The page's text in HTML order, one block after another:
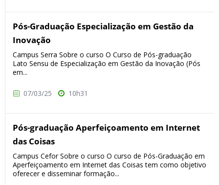
Pós-Graduação Especialização em Gestão da
Inovação
Campus Serra Sobre o curso O Curso de Pós-graduação
Lato Sensu de Especialização em Gestão da Inovação (Pós
em...
07/03/25 10h31
Pós-graduação Aperfeiçoamento em Internet
das Coisas
Campus Cefor Sobre o curso O curso de Pós-Graduação em
Aperfeiçoamento em Internet das Coisas tem como objetivo
oferecer e disseminar formação...